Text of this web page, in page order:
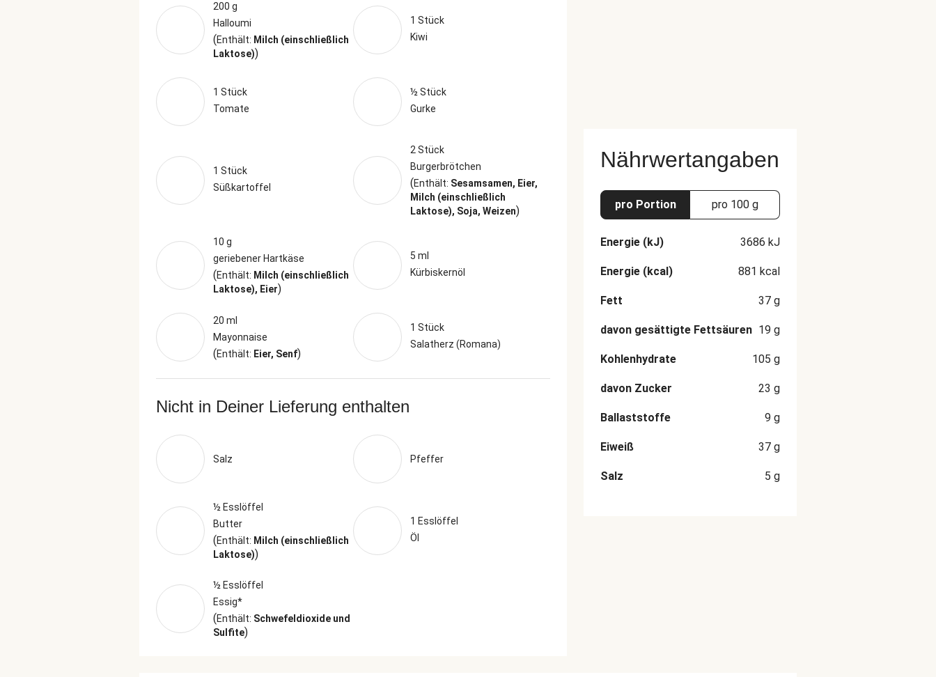
200 g
Halloumi
(Enthält: Milch (einschließlich
Laktose))
1 Stück
Kiwi
1 Stück
Tomate
½ Stück
Gurke
1 Stück
Süßkartoffel
2 Stück
Burgerbrötchen
(Enthält: Sesamsamen, Eier,
Milch (einschließlich
Laktose), Soja, Weizen)
10 g
geriebener Hartkäse
(Enthält: Milch (einschließlich
Laktose), Eier)
5 ml
Kürbiskernöl
20 ml
Mayonnaise
(Enthält: Eier, Senf)
1 Stück
Salatherz (Romana)
Nicht in Deiner Lieferung enthalten
Salz Pfeffer
½ Esslöffel
Butter
(Enthält: Milch (einschließlich
Laktose))
1 Esslöffel
Öl
½ Esslöffel
Essig*
(Enthält: Schwefeldioxide und
Sulfite)
Nährwertangaben
pro Portion pro 100 g
Energie (kJ) 3686 kJ
Energie (kcal) 881 kcal
Fett 37 g
davon gesättigte Fettsäuren 19 g
Kohlenhydrate 105 g
davon Zucker 23 g
Ballaststoffe 9 g
Eiweiß 37 g
Salz 5 g